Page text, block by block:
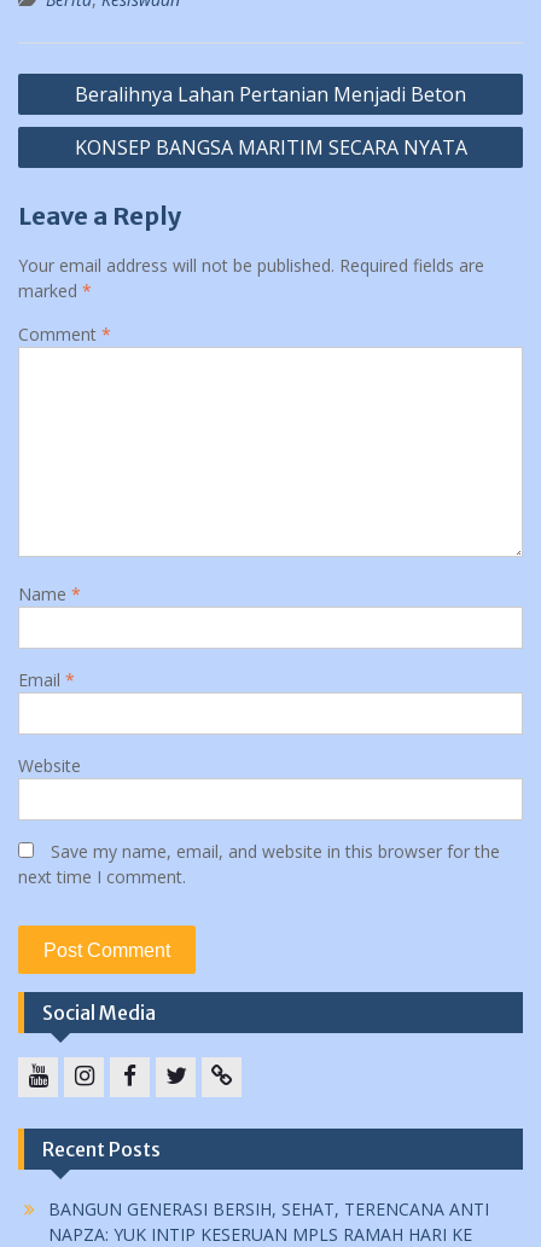
Post
navigation
Beralihnya Lahan Pertanian Menjadi Beton
KONSEP BANGSA MARITIM SECARA NYATA
Leave a Reply
Your email address will not be published. Required fields are
marked *
Comment *
Name *
Email *
Website
Save my name, email, and website in this browser for the
next time I comment.
Social Media
Recent Posts
BANGUN GENERASI BERSIH, SEHAT, TERENCANA ANTI
NAPZA: YUK INTIP KESERUAN MPLS RAMAH HARI KE